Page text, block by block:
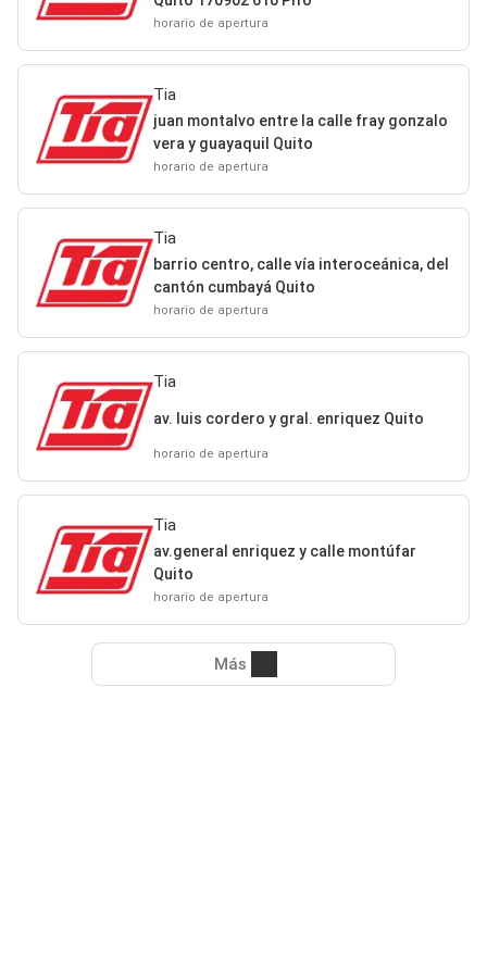
horario de apertura
Tia
juan montalvo entre la calle fray gonzalo
vera y guayaquil Quito
horario de apertura
Tia
barrio centro, calle vía interoceánica, del
cantón cumbayá Quito
horario de apertura
Tia
av. luis cordero y gral. enriquez Quito
horario de apertura
Tia
av.general enriquez y calle montúfar
Quito
horario de apertura
Más